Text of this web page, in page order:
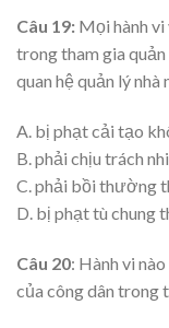
Câu 19: Mọi hành vi
trong tham gia quản
quan hệ quản lý
A. bị phạt cải tạo
B. phải chịu trách
C. phải bồi thường
D. bị phạt tù chung
Câu 20: Hành vi
của công dân trong